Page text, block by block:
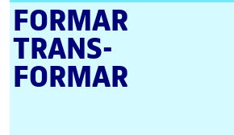
FORMAR
TRANS­
FORMAR